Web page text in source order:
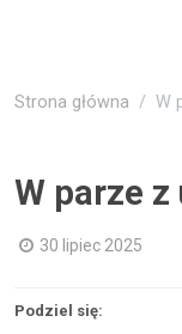
Strona główna W
W parze z
30 lipiec 2025
Podziel się: